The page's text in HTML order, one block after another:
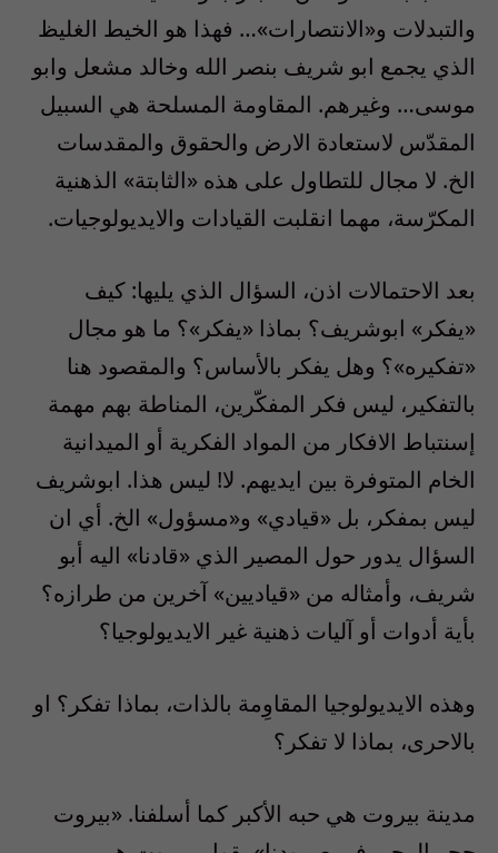
والتبدلات و«الانتصارات»… فهذا هو الخيط الغليظ
الذي يجمع ابو شريف بنصر الله وخالد مشعل وابو
موسى… وغيرهم. المقاومة المسلحة هي السبيل
المقدّس لاستعادة الارض والحقوق والمقدسات
الخ. لا مجال للتطاول على هذه «الثابتة» الذهنية
المكرّسة، مهما انقلبت القيادات والايديولوجيات.
بعد الاحتمالات اذن، السؤال الذي يليها: كيف
«يفكر» ابوشريف؟ بماذا «يفكر»؟ ما هو مجال
«تفكيره»؟ وهل يفكر بالأساس؟ والمقصود هنا
بالتفكير، ليس فكر المفكّرين، المناطة بهم مهمة
إسنتباط الافكار من المواد الفكرية أو الميدانية
الخام المتوفرة بين ايديهم. لا! ليس هذا. ابوشريف
ليس بمفكر، بل «قيادي» و«مسؤول» الخ. أي ان
السؤال يدور حول المصير الذي «قادنا» اليه أبو
شريف، وأمثاله من «قياديين» آخرين من طرازه؟
بأية أدوات أو آليات ذهنية غير الايديولوجيا؟
وهذه الايديولوجيا المقاوِمة بالذات، بماذا تفكر؟ او
بالاحرى، بماذا لا تفكر؟
مدينة بيروت هي حبه الأكبر كما أسلفنا. «بيروت